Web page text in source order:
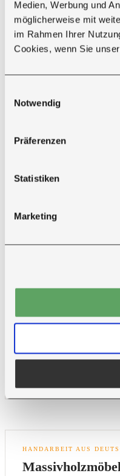
Medien, Werbung und
möglicherweise mit
im Rahmen Ihrer
Cookies, wenn Sie
Notwendig
Präferenzen
Statistiken
Marketing
SICHERE ANLIEFERUNG
Maß
Ihr Möbelstück wird
Speditionspartner.
Wichtig für Ihre
vorher.
●Viele Möbelstücke
möglich.
Falls eine vormontierte
Kundenservice. Gemeinsam
HANDARBEIT AUS